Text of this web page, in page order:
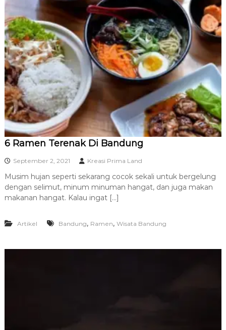
6 Ramen Terenak Di Bandung
September 2, 2021 Kreasi Prima Land
Musim hujan seperti sekarang cocok sekali untuk bergelung
dengan selimut, minum minuman hangat, dan juga makan
makanan hangat. Kalau ingat […]
Artikel Bandung, Ramen, Wisata Bandung